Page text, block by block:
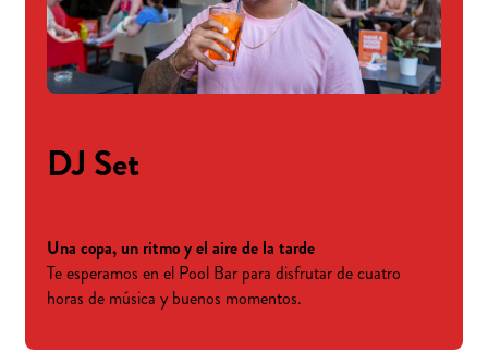
DJ Set
Una copa, un ritmo y el aire de la tarde
Te esperamos en el Pool Bar para disfrutar de cuatro
horas de música y buenos momentos.